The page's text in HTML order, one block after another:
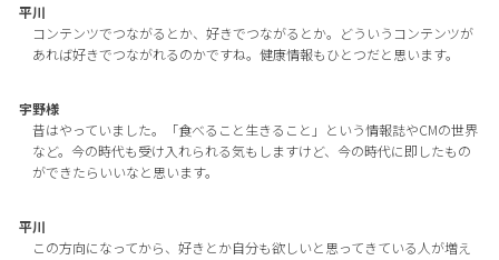
平川
コンテンツでつながるとか、好きでつながるとか。どういうコンテンツが
あれば好きでつながれるのかですね。健康情報もひとつだと思います。
宇野様
昔はやっていました。「食べること生きること」という情報誌やCMの世界
など。今の時代も受け入れられる気もしますけど、今の時代に即したもの
ができたらいいなと思います。
平川
この方向になってから、好きとか自分も欲しいと思ってきている人が増え